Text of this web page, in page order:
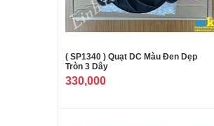
( SP1340 ) Quạt DC Màu Đen Dẹp
Tròn 3 Dây
330,000